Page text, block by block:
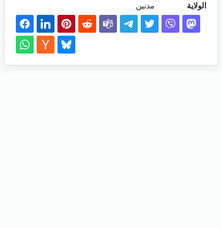
الولاية
مدنين